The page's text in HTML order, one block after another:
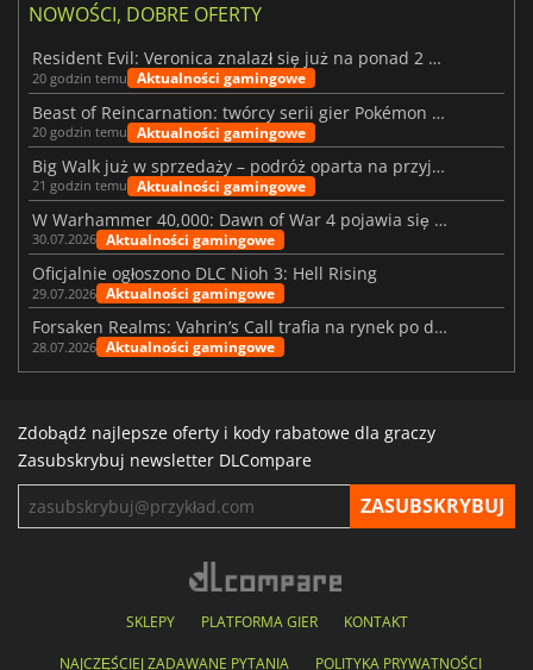
NOWOŚCI, DOBRE OFERTY
Resident Evil: Veronica znalazł się już na ponad 2 milionach list życzeń
20 godzin temu Aktualności gamingowe
Beast of Reincarnation: twórcy serii gier Pokémon wkraczają na nową ścieżkę
20 godzin temu Aktualności gamingowe
Big Walk już w sprzedaży – podróż oparta na przyjaźni
21 godzin temu Aktualności gamingowe
W Warhammer 40,000: Dawn of War 4 pojawia się frakcja Nekronów
30.07.2026 Aktualności gamingowe
Oficjalnie ogłoszono DLC Nioh 3: Hell Rising
29.07.2026 Aktualności gamingowe
Forsaken Realms: Vahrin’s Call trafia na rynek po dziesięciu latach prac
28.07.2026 Aktualności gamingowe
Zdobądź najlepsze oferty i kody rabatowe dla graczy
Zasubskrybuj newsletter DLCompare
SKLEPY PLATFORMA GIER KONTAKT
NAJCZĘŚCIEJ ZADAWANE PYTANIA POLITYKA PRYWATNOŚCI